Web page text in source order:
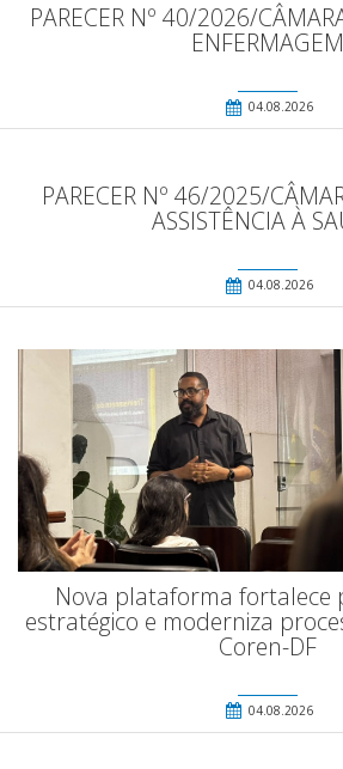
PARECER Nº 40/2026/
ENFERMAGEM
04.08.2026
PARECER Nº 46/2025/
ASSISTÊNCIA À
04.08.2026
Nova plataforma fortalece
estratégico e moderniza
Coren-DF
04.08.2026